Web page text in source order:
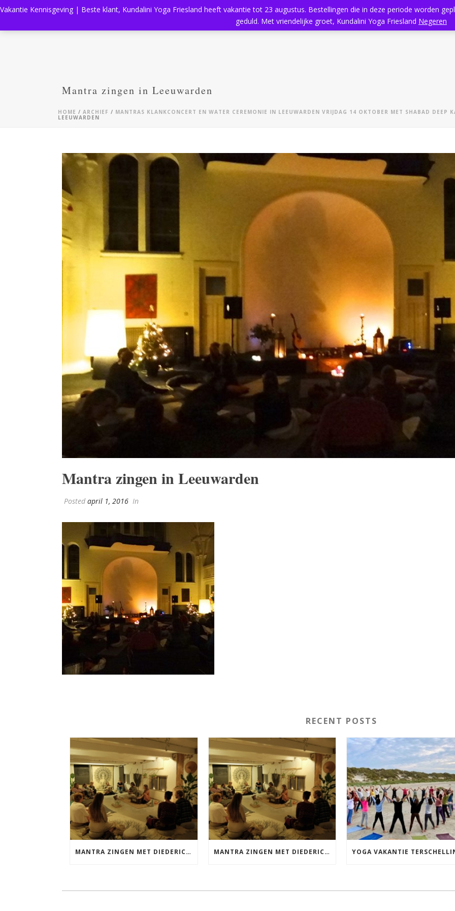
Aanbod Kundalini Yoga Massage Rooster
Mantra zingen in Leeuwarden
HOME / ARCHIEF / MANTRAS KLANKCONCERT EN WATER CEREMONIE IN LEEUWARDEN VRIJDAG 14 OKTOBER MET SHABAD DEEP
LEEUWARDEN
Mantra zingen in Leeuwarden
Posted april 1, 2016 In
RECENT POSTS
MANTRA ZINGEN MET DIEDERICK VRIJDAG 25 SEPTEMBER EN 20 NOVEMBER MANTRA ZINGEN MET DIEDERICK IN LEEUWARDEN VRIJDAG 12 JUNI KIRTAN
Vakantie Kennisgeving | Beste klant, Kundalini Yoga Friesland heeft vakantie tot 23 augustus. Bestellingen die in deze periode worden
geduld. Met vriendelijke groet, Kundalini Yoga Friesland Negeren